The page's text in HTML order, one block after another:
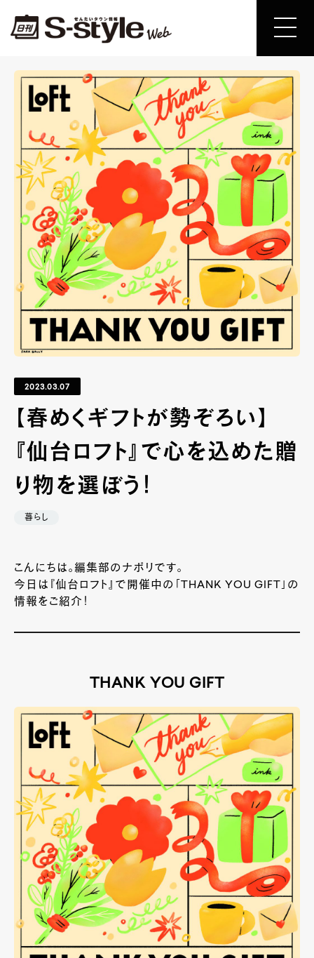
2023.03.07
【春めくギフトが勢ぞろい】
『仙台ロフト』で心を込めた贈
り物を選ぼう！
暮らし
こんにちは。編集部のナポリです。
今日は『仙台ロフト』で開催中の「THANK YOU GIFT」の
情報をご紹介！
THANK YOU GIFT